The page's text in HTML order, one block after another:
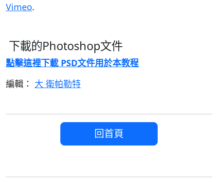
Vimeo.
下載的Photoshop文件
點擊這裡下載 PSD文件用於本教程
編輯： 大 衛帕勒特
回首頁